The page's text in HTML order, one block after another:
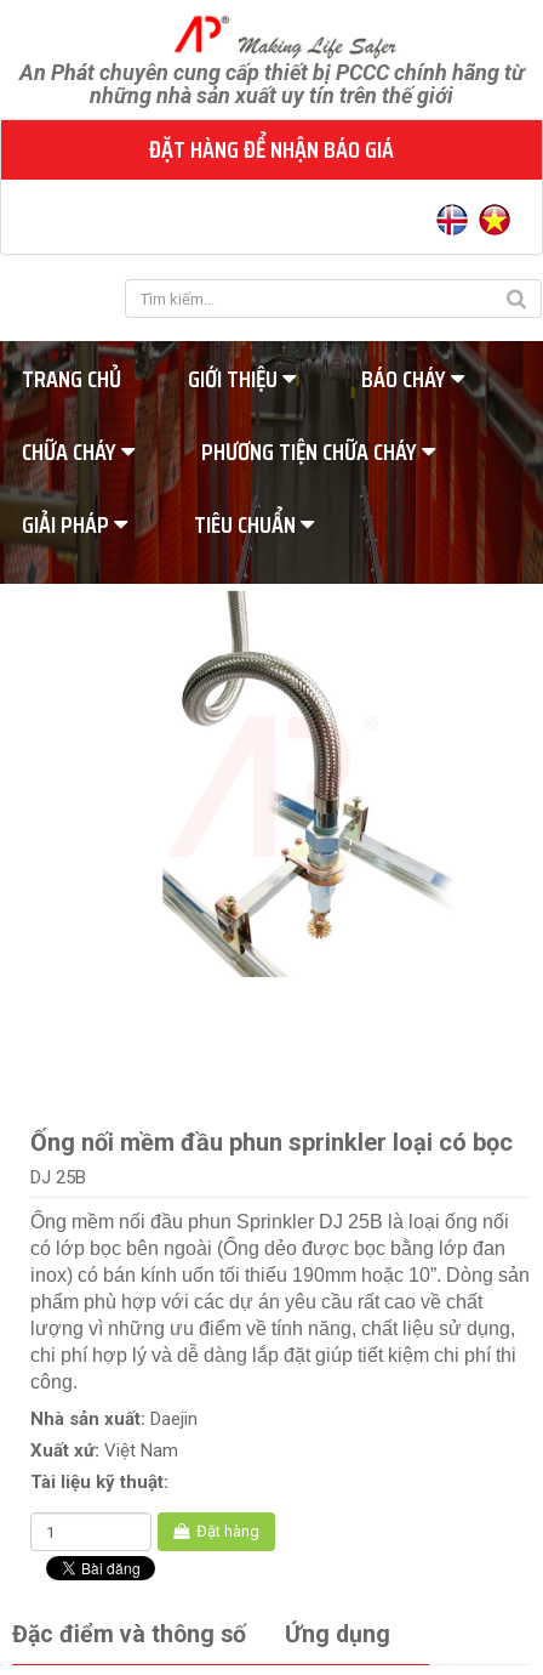
An Phát chuyên cung cấp thiết bị PCCC chính hãng từ
những nhà sản xuất uy tín trên thế giới
ĐẶT HÀNG ĐỂ NHẬN BÁO GIÁ
TRANG CHỦ GIỚI THIỆU
BÁO CHÁY
CHỮA CHÁY
PHƯƠNG TIỆN CHỮA CHÁY
GIẢI PHÁP
TIÊU CHUẨN
Ống nối mềm đầu phun sprinkler loại có bọc
DJ 25B
Ống mềm nối đầu phun Sprinkler DJ 25B là loại ống nối
có lớp bọc bên ngoài (Ống dẻo được bọc bằng lớp đan
inox) có bán kính uốn tối thiểu 190mm hoặc 10”. Dòng sản
phẩm phù hợp với các dự án yêu cầu rất cao về chất
lượng vì những ưu điểm về tính năng, chất liệu sử dụng,
chi phí hợp lý và dễ dàng lắp đặt giúp tiết kiệm chi phí thi
công.
Nhà sản xuất: Daejin
Xuất xứ: Việt Nam
Tài liệu kỹ thuật:
Đặt hàng
Đặc điểm và thông số Ứng dụng